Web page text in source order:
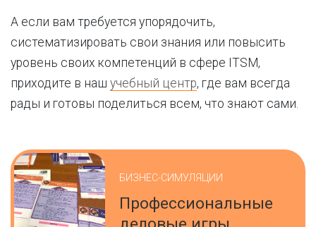
А если вам требуется упорядочить,
систематизировать свои знания или повысить
уровень своих компетенций в сфере ITSM,
приходите в наш учебный центр, где вам всегда
рады и готовы поделиться всем, что знают сами.
БИЗНЕС-СИМУЛЯЦИИ
Профессиональные